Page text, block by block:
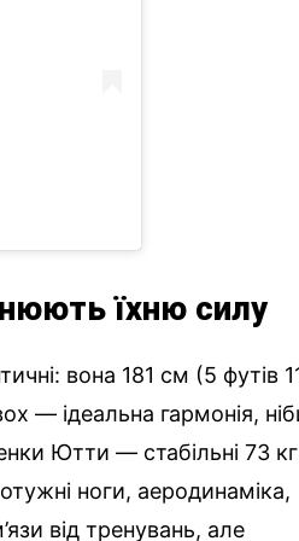
їхню силу
вона 181 см (5 футів
— ідеальна гармонія,
Ютти — стабільні 73 кг
ноги, аеродинаміка,
від тренувань, але